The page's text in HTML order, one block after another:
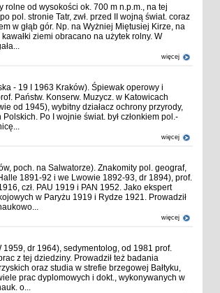
rolne od wysokości ok. 700 m n.p.m., na tej
pol. stronie Tatr, zwł. przed II wojną świat. coraz
w głąb gór. Np. na Wyżniej Miętusiej Kirze, na
ziemi obracano na użytek rolny. W
więcej
- 19 I 1963 Kraków). Śpiewak operowy i
Państw. Konserw. Muzycz. w Katowicach
od 1945), wybitny działacz ochrony przyrody,
Po I wojnie świat. był członkiem pol.-
więcej
poch. na Salwatorze). Znakomity pol. geograf,
1891-92 i we Lwowie 1892-93, dr 1894), prof.
czł. PAU 1919 i PAN 1952. Jako ekspert
w Paryżu 1919 i Rydze 1921. Prowadził
więcej
dr 1964), sedymentolog, od 1981 prof.
z tej dziedziny. Prowadził też badania
oraz studia w strefie brzegowej Bałtyku,
prac dyplomowych i dokt., wykonywanych w
o...